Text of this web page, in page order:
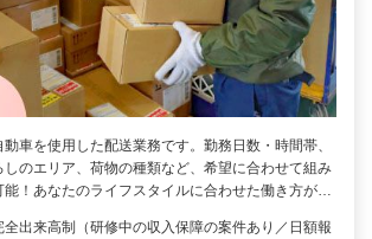
車を使用した配送業務です。勤務日数・時間帯、
しのエリア、荷物の種類など、希望に合わせて組み
能！あなたのライフスタイルに合わせた働き方が…
出来高制（研修中の収入保障の案件あり／日額報